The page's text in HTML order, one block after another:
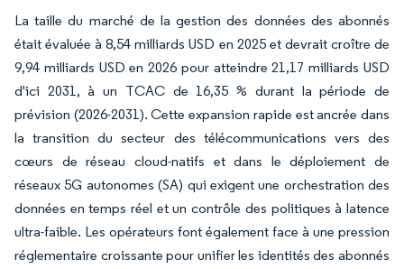
La taille du marché de la gestion des données des abonnés
était évaluée à 8,54 milliards USD en 2025 et devrait croître de
9,94 milliards USD en 2026 pour atteindre 21,17 milliards USD
d'ici 2031, à un TCAC de 16,35 % durant la période de
prévision (2026-2031). Cette expansion rapide est ancrée dans
la transition du secteur des télécommunications vers des
cœurs de réseau cloud-natifs et dans le déploiement de
réseaux 5G autonomes (SA) qui exigent une orchestration des
données en temps réel et un contrôle des politiques à latence
ultra-faible. Les opérateurs font également face à une pression
réglementaire croissante pour unifier les identités des abonnés